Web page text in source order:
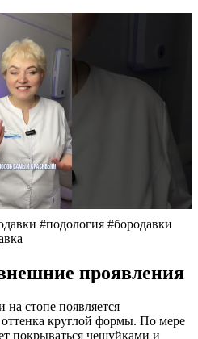
#подология #бородавки
проявления
на стопе появляется
круглой формы. По мере
покрываться чешуйками и